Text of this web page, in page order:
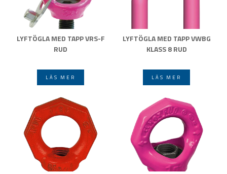
LYFTÖGLA MED TAPP VRS-F
RUD
LÄS MER
LYFTÖGLA MED TAPP VWBG
KLASS 8 RUD
LÄS MER